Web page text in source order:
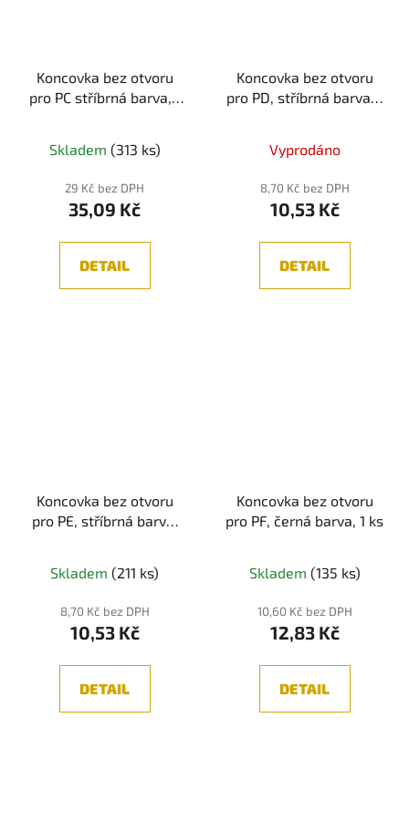
Koncovka bez otvoru
pro PC stříbrná barva, 1
Skladem (313 ks)
29 Kč bez DPH
35,09 Kč
DETAIL
Koncovka bez otvoru
pro PD, stříbrná barva, 1
Vyprodáno
8,70 Kč bez DPH
10,53 Kč
DETAIL
Koncovka bez otvoru
pro PE, stříbrná barva,
Skladem (211 ks)
8,70 Kč bez DPH
10,53 Kč
DETAIL
Koncovka bez otvoru
pro PF, černá barva, 1 ks
Skladem (135 ks)
10,60 Kč bez DPH
12,83 Kč
DETAIL